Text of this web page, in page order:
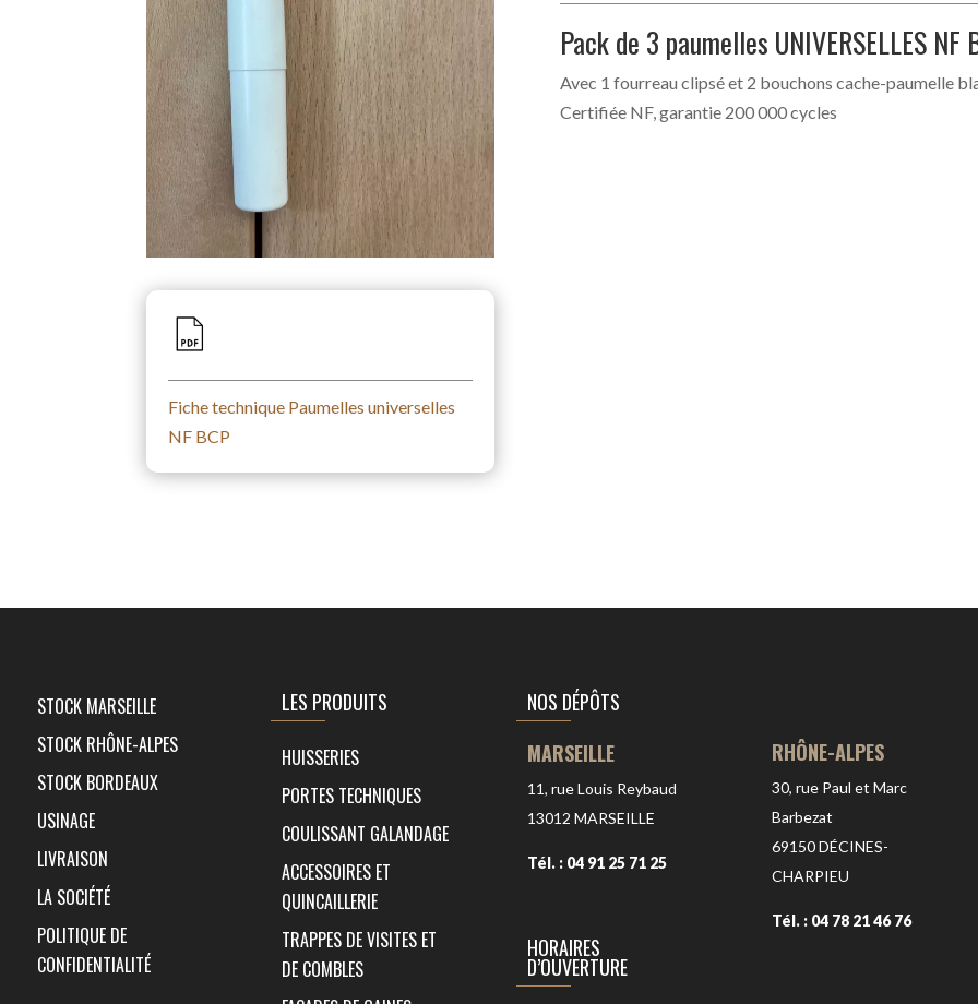
Fiche technique Paumelles universelles
NF BCP
Pack de 3 paumelles UNIVERSELLES NF
Avec 1 fourreau clipsé et 2 bouchons cache-paumelle
Certifiée NF, garantie 200 000 cycles
STOCK MARSEILLE
STOCK RHÔNE-ALPES
STOCK BORDEAUX
USINAGE
LIVRAISON
LA SOCIÉTÉ
POLITIQUE DE
CONFIDENTIALITÉ
LES PRODUITS
HUISSERIES
PORTES TECHNIQUES
COULISSANT GALANDAGE
ACCESSOIRES ET
QUINCAILLERIE
TRAPPES DE VISITES ET
DE COMBLES
NOS DÉPÔTS
MARSEILLE
11, rue Louis Reybaud
13012 MARSEILLE
Tél. : 04 91 25 71 25
HORAIRES
D’OUVERTURE
RHÔNE-ALPES
30, rue Paul et Marc
Barbezat
69150DÉCINES-
CHARPIEU
Tél. : 04 78 21 46 76